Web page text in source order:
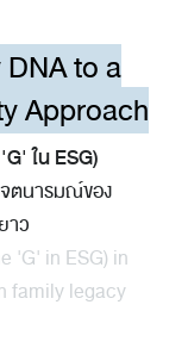
to a
Approach
ใน ESG)
ตนารมณ์ของ
าว
'G' in ESG) in
family legacy